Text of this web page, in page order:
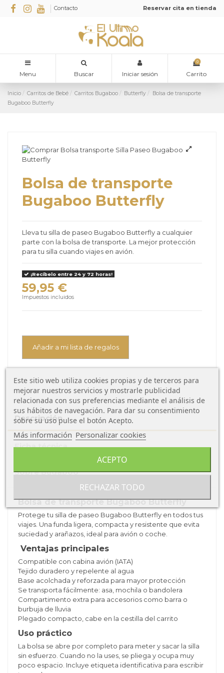
Contacto Reservar cita en tienda
Menu Buscar Iniciar sesión
0
Carrito
Inicio Carritos de Bebé Carritos Bugaboo Butterfly
Bolsa de transporte
Bugaboo Butterfly
Bolsa de transporte
Bugaboo Butterfly
Lleva tu silla de paseo Bugaboo Butterfly a cualquier
parte con la bolsa de transporte. La mejor protección
para tu silla cuando viajes en avión.
¡Recíbelo entre 24 y 72 horas!
59,95 €
Impuestos incluidos
Añadir a mi lista de regalos
Descripción
Ficha técnica
Sobre Bugaboo
Bolsa de transporte Bugaboo Butterfly
Protege tu silla de paseo Bugaboo Butterfly en todos tus
viajes. Una funda ligera, compacta y resistente que evita
suciedad y arañazos, ideal para avión o coche.
Ventajas principales
Compatible con cabina avión (IATA)
Tejido duradero y repelente al agua
Base acolchada y reforzada para mayor protección
Se transporta fácilmente: asa, mochila o bandolera
Compartimento extra para accesorios como barra o
burbuja de lluvia
Plegado compacto, cabe en la cestilla del carrito
Uso práctico
La bolsa se abre por completo para meter y sacar la silla
sin esfuerzo. Cuando no la uses, se pliega y ocupa muy
poco espacio. Incluye etiqueta identificativa para escribir
Este sitio web utiliza cookies propias y de terceros para
mejorar nuestros servicios y mostrarle publicidad
relacionada con sus preferencias mediante el análisis de
sus hábitos de navegación. Para dar su consentimiento
sobre su uso pulse el botón Acepto.
Más información Personalizar cookies
RECHAZAR TODO
ACEPTO